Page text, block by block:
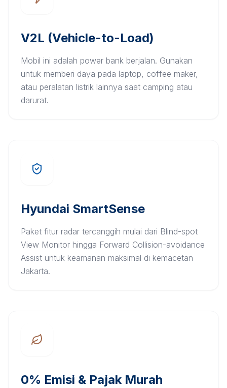
V2L (Vehicle-to-Load)
Mobil ini adalah power bank berjalan. Gunakan
untuk memberi daya pada laptop, coffee maker,
atau peralatan listrik lainnya saat camping atau
darurat.
Hyundai SmartSense
Paket fitur radar tercanggih mulai dari Blind-spot
View Monitor hingga Forward Collision-avoidance
Assist untuk keamanan maksimal di kemacetan
Jakarta.
0% Emisi & Pajak Murah